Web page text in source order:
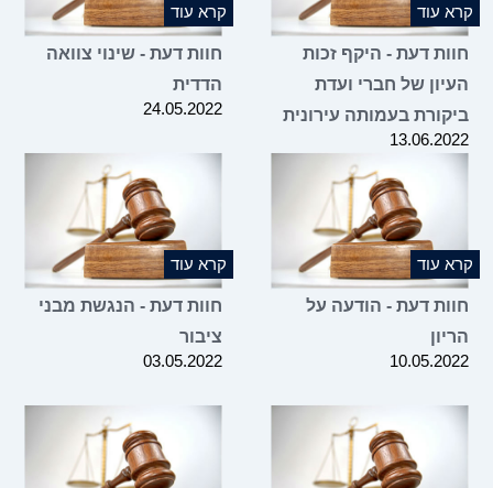
קרא עוד
חוות דעת - היקף זכות
העיון של חברי ועדת
ביקורת בעמותה עירונית
13.06.2022
קרא עוד
חוות דעת - שינוי צוואה
הדדית
24.05.2022
קרא עוד
חוות דעת - הודעה על
הריון
10.05.2022
קרא עוד
חוות דעת - הנגשת מבני
ציבור
03.05.2022